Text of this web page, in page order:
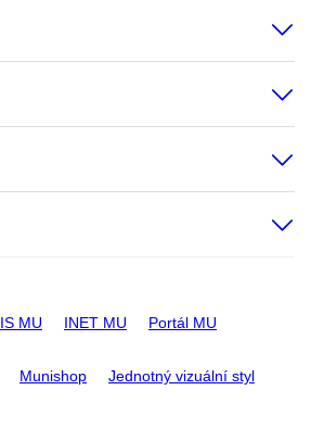
IS MU INET MU Portál MU
Munishop Jednotný vizuální styl